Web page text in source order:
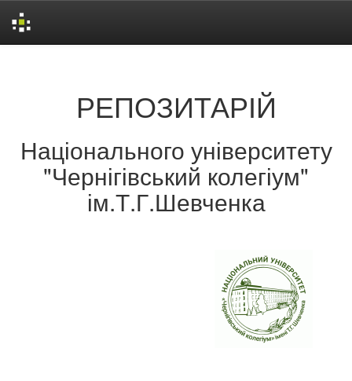
РЕПОЗИТАРІЙ
Національного університету
"Чернігівський колегіум"
ім.Т.Г.Шевченка